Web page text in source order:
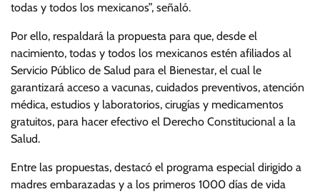
todas y todos los mexicanos”, señaló.
Por ello, respaldará la propuesta para que, desde el
nacimiento, todas y todos los mexicanos estén afiliados al
Servicio Público de Salud para el Bienestar, el cual le
garantizará acceso a vacunas, cuidados preventivos, atención
médica, estudios y laboratorios, cirugías y medicamentos
gratuitos, para hacer efectivo el Derecho Constitucional a la
Salud.
Entre las propuestas, destacó el programa especial dirigido a
madres embarazadas y a los primeros 1000 días de vida